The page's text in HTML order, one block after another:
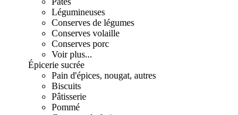
Légumineuses
Conserves de légumes
Conserves volaille
Conserves porc
Voir plus...
Épicerie sucrée
Pain d'épices, nougat, autres
Biscuits
Pâtisserie
Pommé